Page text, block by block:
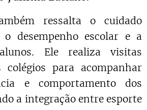
ressalta o cuidado
desempenho escolar e a
Ele realiza visitas
para acompanhar
e comportamento dos
a integração entre esporte